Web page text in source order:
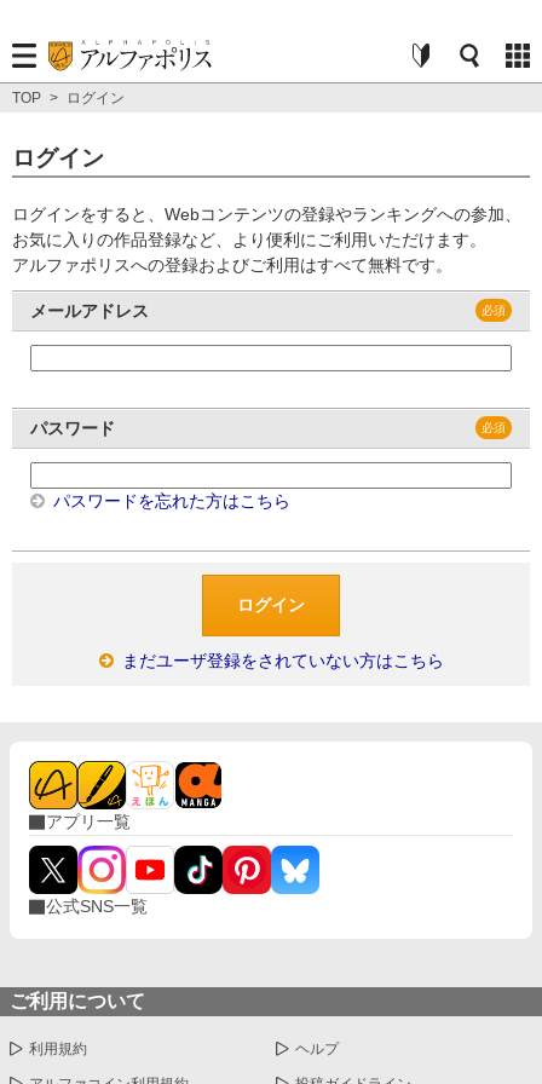
TOP > ログイン
ログイン
ログインをすると、Webコンテンツの登録やランキングへの参加、
お気に入りの作品登録など、より便利にご利用いただけます。
アルファポリスへの登録およびご利用はすべて無料です。
メールアドレス
パスワード
パスワードを忘れた方はこちら
まだユーザ登録をされていない方はこちら
アプリ一覧
公式SNS一覧
ご利用について
利用規約 ヘルプ